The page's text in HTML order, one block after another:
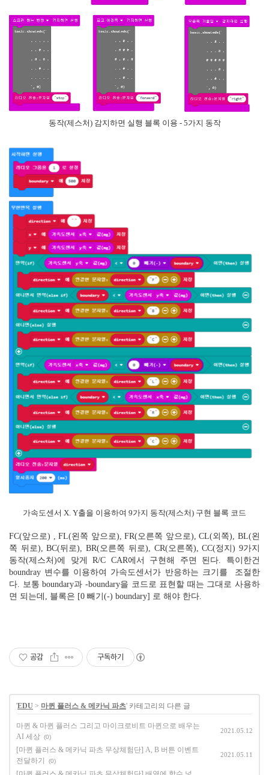
동작(제스처) 감지하면 실행 블록 이용 - 5가지 동작
가속도센서 X. Y출을 이용하여 9가지 동작(제스처) 구현 블록 코드
FC(앞으로) , FL(왼쪽 앞으로), FR(오른쪽 앞으로), CL(외쪽), BL(왼
쪽 뒤로), BC(뒤로), BR(오른쪽 뒤로), CR(오른쪽), CC(정지) 9가지
동작(제스처)에 맞게 R/C CAR에서 구현해 주면 된다. 특이한건
boundray 변수를 이용하여 가속도센서가 반응하는 크기를 조절한
다. 보통 boundary과 -boundary을 코드로 표현할 때는 그대로 사용하
면 되는데, 블록은 [0 빼기(-) boundary] 로 해야 한다.
공감 구독하기
'EDU > 마퀸 플러스 & 메카닉 파츠' 카테고리의 다른 글
마퀸 & 마퀸 플러스 그리고 마이크로비트 마퀸으로 배우는
AI 세상 (0)
2021.05.12
[마퀸 플러스 & 메카닉 파츠 무상체험단] A, B 버튼 이벤트
전달하기
(0)
2021.05.11